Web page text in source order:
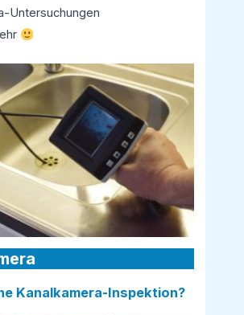
Untersuchungen
Kanalkamera-Inspektion?